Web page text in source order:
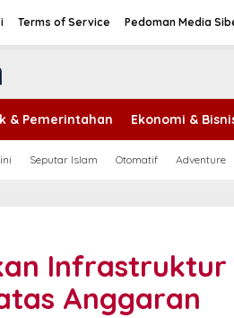
Terms of Service Pedoman Media
& Pemerintahan Ekonomi &
Seputar Islam Otomatif Adventure
Infrastruktur
Anggaran